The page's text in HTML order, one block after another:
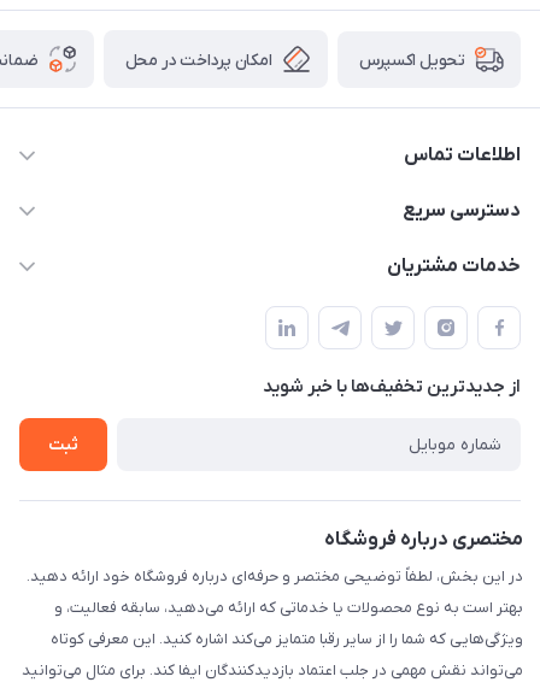
تحویل اکسپرس امکان پرداخت در محل
اطلاعات تماس
۰۲۱۰۰۰۰۰۰۰۰
دسترسی سریع
حساب کاربری
لیست محصولات
درباره ما
خدمات مشتریان
قوانین و مقررات
حریم خصوصی
راهنما
از جدید‌ترین تخفیف‌ها با‌ خبر شوید
ثبت
مختصری درباره فروشگاه
در این بخش، لطفاً توضیحی مختصر و حرفه‌ای درباره فروشگاه خود ارائه دهید.
بهتر است به نوع محصولات یا خدماتی که ارائه می‌دهید، سابقه فعالیت، و
ویژگی‌هایی که شما را از سایر رقبا متمایز می‌کند اشاره کنید. این معرفی کوتاه
می‌تواند نقش مهمی در جلب اعتماد بازدیدکنندگان ایفا کند. برای مثال می‌توانید